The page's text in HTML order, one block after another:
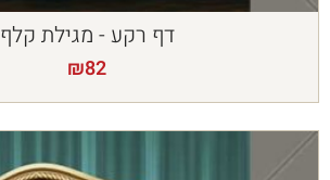
דף רקע - מגילת קלף
₪82